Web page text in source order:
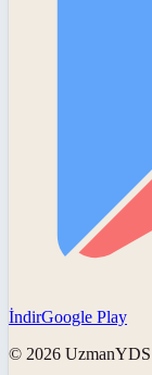
İndirGoogle Play
© 2026 UzmanYDS